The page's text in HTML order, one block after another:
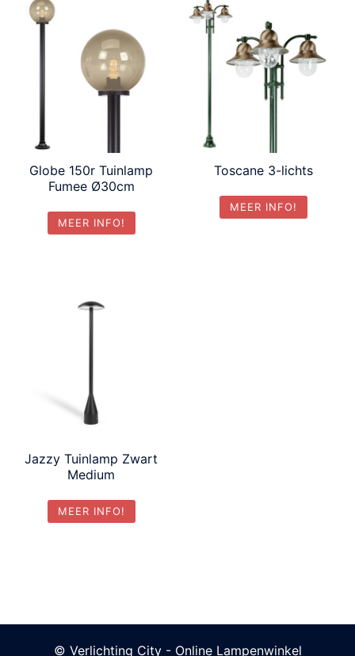
Globe 150r Tuinlamp
Fumee Ø30cm
MEER INFO!
Toscane 3-lichts
MEER INFO!
Jazzy Tuinlamp Zwart
Medium
MEER INFO!
© Verlichting City - Online Lampenwinkel